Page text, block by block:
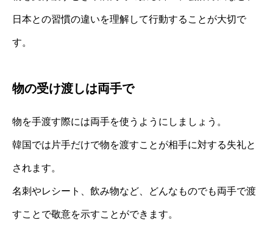
日本との習慣の違いを理解して行動することが大切で
す。
物の受け渡しは両手で
物を手渡す際には両手を使うようにしましょう。
韓国では片手だけで物を渡すことが相手に対する失礼と
されます。
名刺やレシート、飲み物など、どんなものでも両手で渡
すことで敬意を示すことができます。